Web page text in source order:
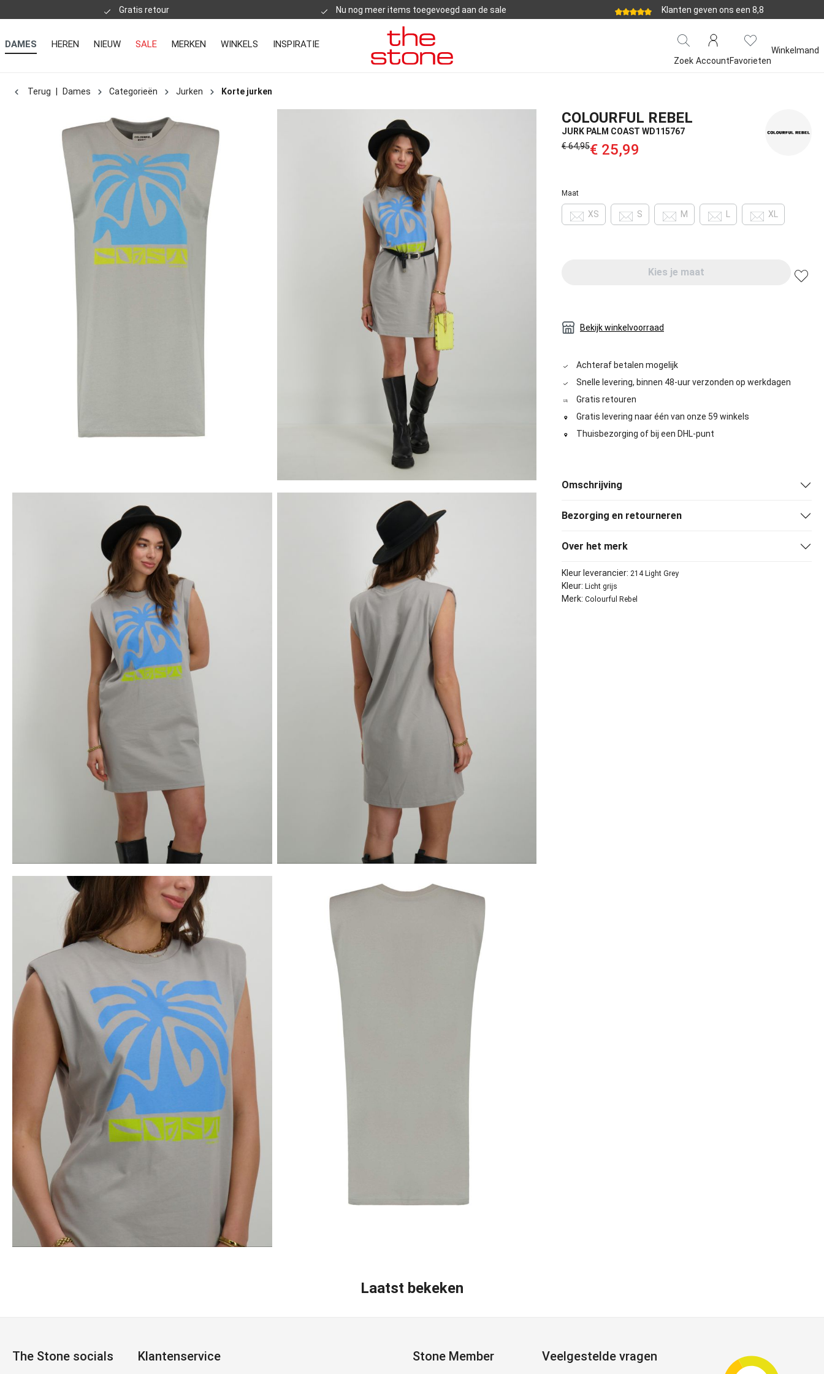
Gratis retour Nu nog meer items toegevoegd aan de sale Klanten geven ons een 8,8
DAMES HEREN NIEUW SALE MERKEN WINKELS INSPIRATIE
Zoek AccountFavorieten
Winkelmand
Terug Dames Categorieën Jurken Korte jurken
COLOURFUL REBEL
JURK PALM COAST WD115767
€ 64,95‌€ 25,99‌
Maat
XS S M XL
Kies je maat
Bekijk winkelvoorraad
Achteraf betalen mogelijk
Snelle levering, binnen 48-uur verzonden op werkdagen
Gratis retouren
Gratis levering naar één van onze 59 winkels
Thuisbezorging of bij een DHL-punt
Omschrijving
Bezorging en retourneren
Over het merk
Kleur leverancier: 214 Light Grey
Kleur: Licht grijs
Merk: Colourful Rebel
Laatst bekeken
The Stone socials Klantenservice Stone Member Veelgestelde vragen